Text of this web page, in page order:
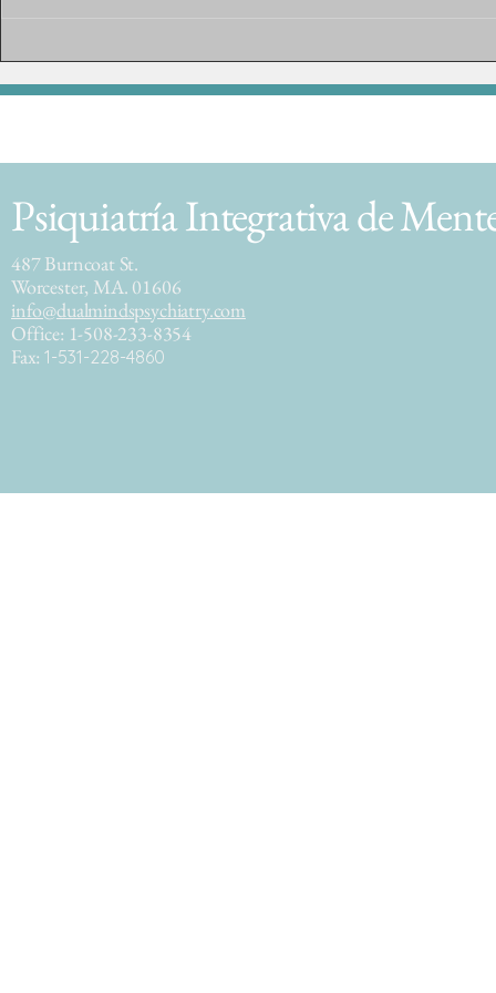
Psiquiatría Integrativa de
487 Burncoat St.
Worcester, MA. 01606
info@dualmindspsychiatry.com
Office: 1-508-233-8354
Fax:1-531-228-4860